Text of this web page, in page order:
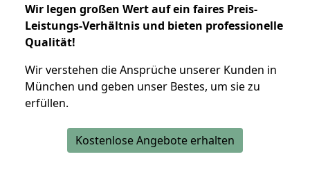
Wir legen großen Wert auf ein faires Preis-
Leistungs-Verhältnis und bieten professionelle
Qualität!
Wir verstehen die Ansprüche unserer Kunden in
München und geben unser Bestes, um sie zu
erfüllen.
Kostenlose Angebote erhalten